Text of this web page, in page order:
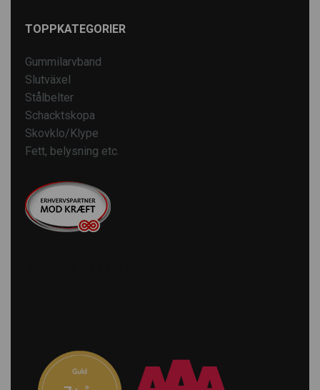
TOPPKATEGORIER
Gummilarvband
Slutväxel
Stålbelter
Schacktskopa
Skovklo/Klype
Fett, belysning etc.